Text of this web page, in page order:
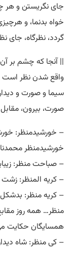
جای نگریستن و هر
خواه بدنما، و
گردد، نظرگاه، جای
|| آنجا که چشم بر
واقع شدن نظر است
سیما و صورت و
صورت، بیرون،
– خورشیدمنظر:
خورشیدمنظر
– صباحت منظر:
– کریه المنظر:
– کریه منظر:
منظر… همه روز
همسایگان حکایت
– کی منظر: شاه